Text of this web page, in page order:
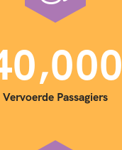
0,000
Vervoerde Passagiers